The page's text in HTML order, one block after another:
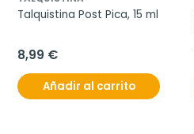
Talquistina Post Pica, 15 ml
8,99 €
Añadir al carrito